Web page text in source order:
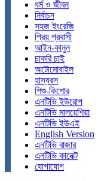
ধর্ম ও জীবন
নির্বাচন
সহজ ইংরেজি
প্রিয় প্রবাসী
আইন-কানুন
চাকরি চাই
অটোমোবাইল
হাস্যরস
শিশু-কিশোর
এনটিভি ইউরোপ
এনটিভি মালয়েশিয়া
এনটিভি ইউএই
English Version
এনটিভি বাজার
এনটিভি কানেক্ট
যোগাযোগ